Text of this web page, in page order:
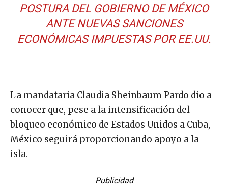
POSTURA DEL GOBIERNO DE MÉXICO
ANTE NUEVAS SANCIONES
ECONÓMICAS IMPUESTAS POR EE.UU.
La mandataria Claudia Sheinbaum Pardo dio a
conocer que, pese a la intensificación del
bloqueo económico de Estados Unidos a Cuba,
México seguirá proporcionando apoyo a la
isla.
Publicidad